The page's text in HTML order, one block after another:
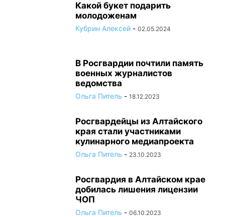
Какой букет подарить
молодоженам
Кубрин Алексей - 02.05.2024
В Росгвардии почтили память
военных журналистов
ведомства
Ольга Питель - 18.12.2023
Росгвардейцы из Алтайского
края стали участниками
кулинарного медиапроекта
Ольга Питель - 23.10.2023
Росгвардия в Алтайском крае
добилась лишения лицензии
ЧОП
Ольга Питель - 06.10.2023